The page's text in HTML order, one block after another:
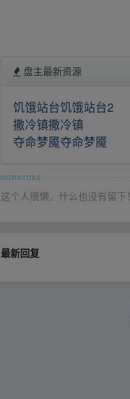
盘主最新资源
饥饿站台饥饿站台2
撒冷镇撒冷镇
夺命梦魇夺命梦魇
这个人很懒，什么也没有留下！
最新回复